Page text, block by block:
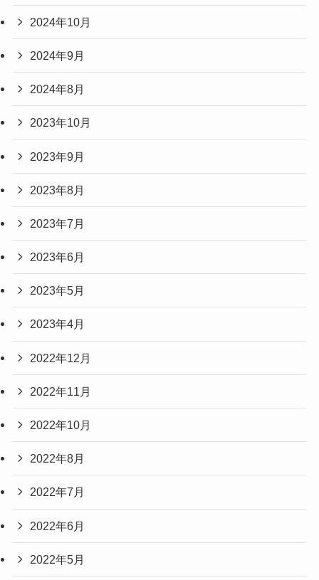
2024年10月
2024年9月
2024年8月
2023年10月
2023年9月
2023年8月
2023年7月
2023年6月
2023年5月
2023年4月
2022年12月
2022年11月
2022年10月
2022年8月
2022年7月
2022年6月
2022年5月